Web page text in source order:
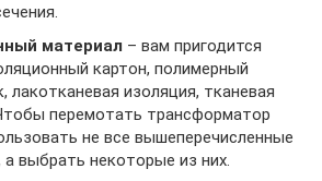
материал – вам пригодится
картон, полимерный
лакотканевая изоляция, тканевая
перемотать трансформатор
не все вышеперечисленные
выбрать некоторые из них.